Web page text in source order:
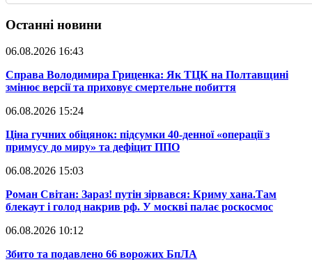
Останні новини
06.08.2026 16:43
​Справа Володимира Гриценка: Як ТЦК на Полтавщині
змінює версії та приховує смертельне побиття
06.08.2026 15:24
​Ціна гучних обіцянок: підсумки 40-денної «операції з
примусу до миру» та дефіцит ППО
06.08.2026 15:03
​Роман Світан: Зараз! путін зірвався: Криму хана.Там
блекаут і голод накрив рф. У москві палає роскосмос
06.08.2026 10:12
​Збито та подавлено 66 ворожих БпЛА